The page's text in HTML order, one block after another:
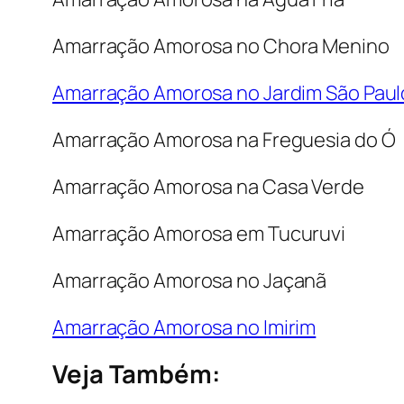
Amarração Amorosa no Chora Menino
Amarração Amorosa no Jardim São
Amarração Amorosa na Freguesia do Ó
Amarração Amorosa na Casa Verde
Amarração Amorosa em Tucuruvi
Amarração Amorosa no Jaçanã
Amarração Amorosa no Imirim
Veja Também: